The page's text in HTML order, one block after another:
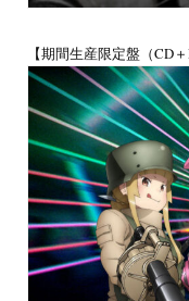
【期間生産限定盤（CD